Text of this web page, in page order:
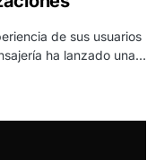
de sus usuarios
ha lanzado una…